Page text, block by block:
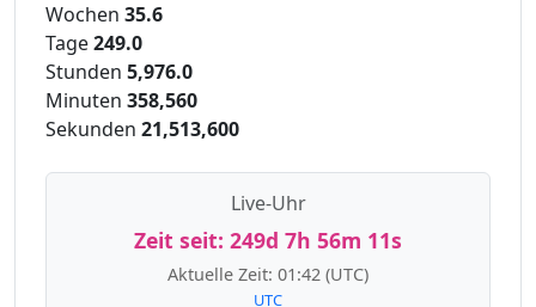
Wochen 35.6
Tage249.0
Stunden 5,976.0
Minuten 358,560
Sekunden 21,513,600
Live-Uhr
Zeit seit: 249d 7h 56m 11s
Aktuelle Zeit: 01:42 (UTC)
UTC